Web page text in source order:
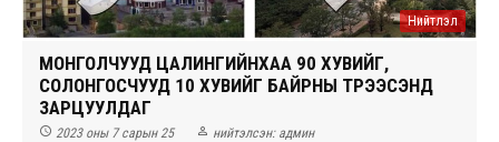
Нийтлэл
МОНГОЛЧУУД ЦАЛИНГИЙНХАА 90 ХУВИЙГ,
СОЛОНГОСЧУУД 10 ХУВИЙГ БАЙРНЫ ТҮРЭЭСЭНД
ЗАРЦУУЛДАГ
 2023 оны 7 сарын 25  нийтэлсэн: админ